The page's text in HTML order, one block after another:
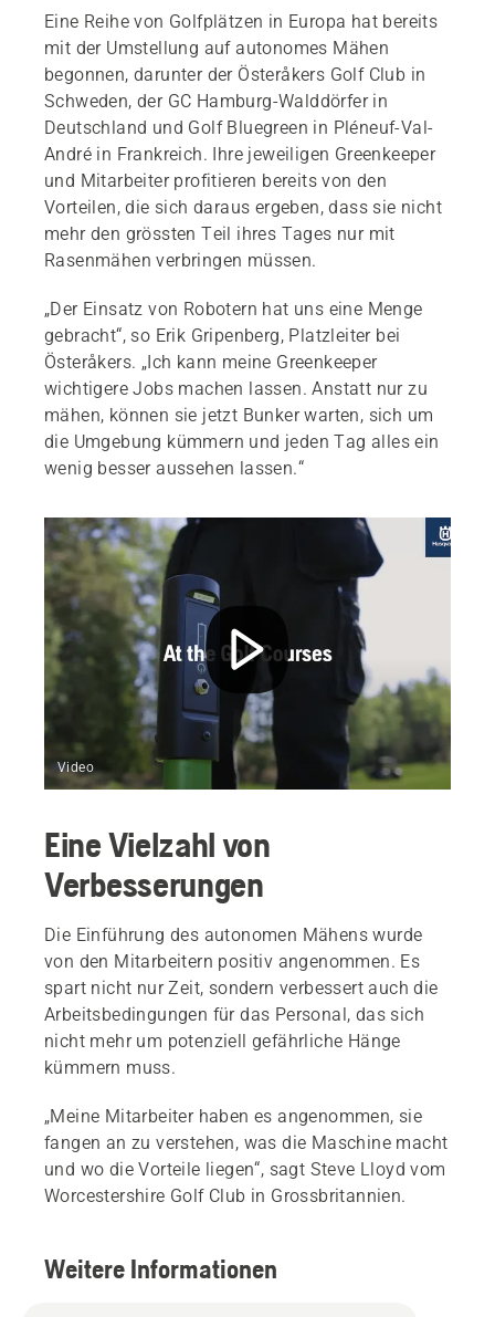
Eine Reihe von Golfplätzen in Europa hat bereits
mit der Umstellung auf autonomes Mähen
begonnen, darunter der Österåkers Golf Club in
Schweden, der GC Hamburg-Walddörfer in
Deutschland und Golf Bluegreen in Pléneuf-Val-
André in Frankreich. Ihre jeweiligen Greenkeeper
und Mitarbeiter profitieren bereits von den
Vorteilen, die sich daraus ergeben, dass sie nicht
mehr den grössten Teil ihres Tages nur mit
Rasenmähen verbringen müssen.
„Der Einsatz von Robotern hat uns eine Menge
gebracht“, so Erik Gripenberg, Platzleiter bei
Österåkers. „Ich kann meine Greenkeeper
wichtigere Jobs machen lassen. Anstatt nur zu
mähen, können sie jetzt Bunker warten, sich um
die Umgebung kümmern und jeden Tag alles ein
wenig besser aussehen lassen.“
Video
Eine Vielzahl von
Verbesserungen
Die Einführung des autonomen Mähens wurde
von den Mitarbeitern positiv angenommen. Es
spart nicht nur Zeit, sondern verbessert auch die
Arbeitsbedingungen für das Personal, das sich
nicht mehr um potenziell gefährliche Hänge
kümmern muss.
„Meine Mitarbeiter haben es angenommen, sie
fangen an zu verstehen, was die Maschine macht
und wo die Vorteile liegen“, sagt Steve Lloyd vom
Worcestershire Golf Club in Grossbritannien.
Weitere Informationen